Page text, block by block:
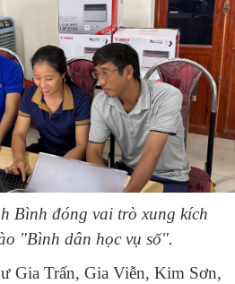
Bình đóng vai trò xung kích
"Bình dân học vụ số".
Gia Trấn, Gia Viễn, Kim Sơn,